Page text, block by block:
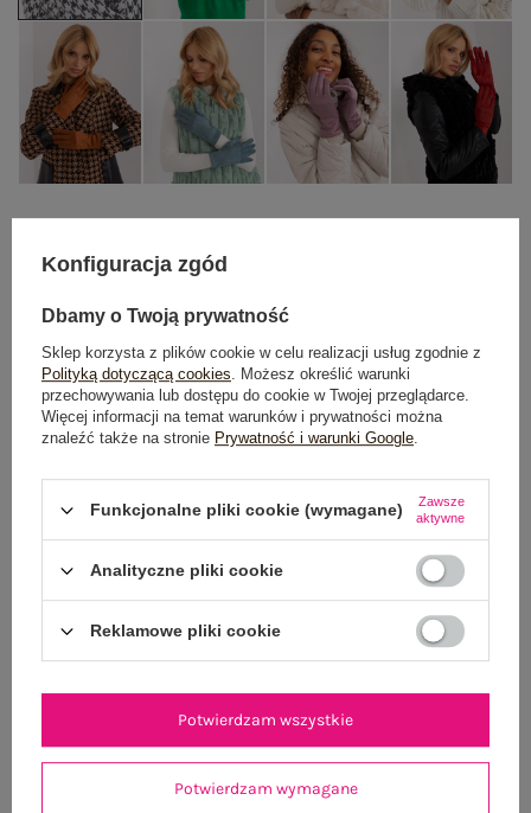
L/XL
DODAJ DO KOSZYKA
Możesz kupić także poprzez:
Do darmowej dostawy brakuje 200,00 zł
100 dni na zwrot
OPIS PRODUKTU
Konfiguracja zgód
Dbamy o Twoją prywatność
Sklep korzysta z plików cookie w celu realizacji usług zgodnie z
Polityką dotyczącą cookies. Możesz określić warunki
przechowywania lub dostępu do cookie w Twojej przeglądarce.
Więcej informacji na temat warunków i prywatności można
znaleźć także na stronie Prywatność i warunki Google.
Funkcjonalne pliki cookie (wymagane)
Zawsze
aktywne
Analityczne pliki cookie
Reklamowe pliki cookie
Potwierdzam wymagane
Potwierdzam wszystkie